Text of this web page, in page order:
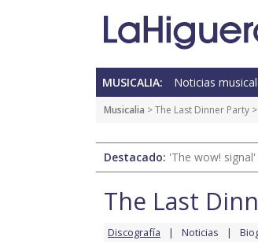
MUSICALIA: Noticias
Musicalia >The Last Dinner Party
Destacado: 'The wow!
The Last
Discografía Noticias